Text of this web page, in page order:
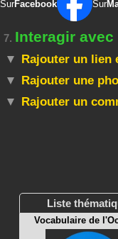
SurFacebook Sur
7. Interagir avec
Rajouter un lien
Rajouter une
Rajouter un
Liste
Vocabulaire de